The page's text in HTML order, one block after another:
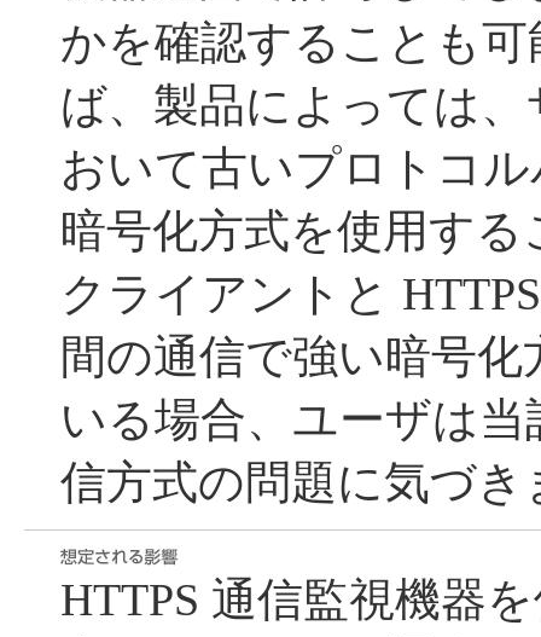
かを確認することも
ば、製品によっては
おいて古いプロトコ
暗号化方式を使用す
クライアントと
間の通信で強い暗号
いる場合、ユーザは
信方式の問題に気づき
HTTPS 通信監視機器